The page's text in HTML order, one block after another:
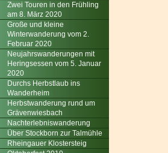
Zwei Touren in den Frühling
am 8. März 2020
Große und kleine
Winterwanderung vom 2.
Februar 2020
Neujahrswanderungen mit
Heringsessen vom 5. Januar
2020
Durchs Herbstlaub ins
Wanderheim
Herbstwanderung rund um
Grävenwiesbach
Nachterlebniswanderung
Über Stockborn zur Talmühle
Rheingauer Klostersteig